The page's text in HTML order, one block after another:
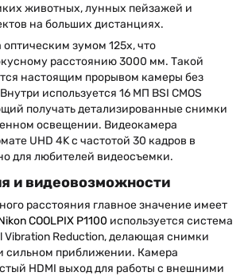
животных, лунных пейзажей и
на больших дистанциях.
зумом 125х, что
расстоянию 3000 мм. Такой
настоящим прорывом камеры без
используется 16 МП BSI CMOS
получать детализированные снимки
освещении. Видеокамера
UHD 4K с частотой 30 кадров в
для любителей видеосъемки.
и видеовозможности
расстояния главное значение имеет
COOLPIX P1100 используется система
Vibration Reduction, делающая снимки
сильном приближении. Камера
HDMI выход для работы с внешними